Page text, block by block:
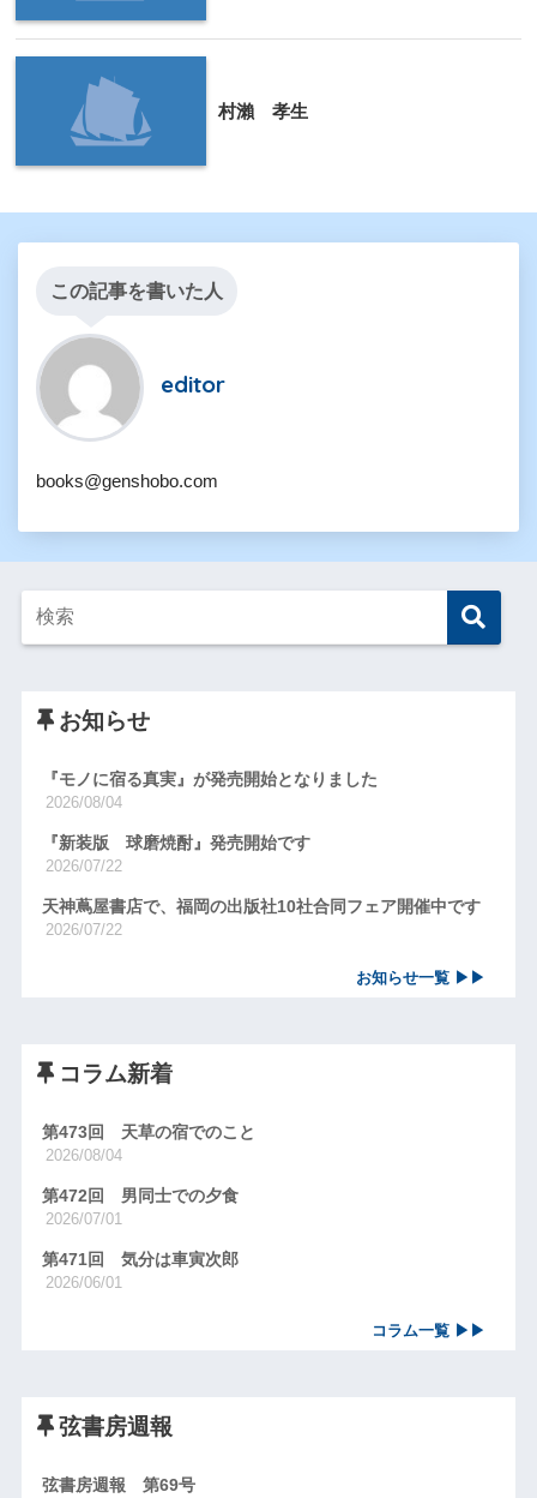
村瀨 孝生
この記事を書いた人
editor
books@genshobo.com
お知らせ
『モノに宿る真実』が発売開始となりました
2026/08/04
『新装版 球磨焼酎』発売開始です
2026/07/22
天神蔦屋書店で、福岡の出版社10社合同フェア開催中です
2026/07/22
お知らせ一覧 ▶▶
コラム新着
第473回 天草の宿でのこと
2026/08/04
第472回 男同士での夕食
2026/07/01
第471回 気分は車寅次郎
2026/06/01
コラム一覧 ▶▶
弦書房週報
弦書房週報 第69号